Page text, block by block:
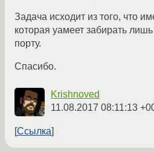
Задача исходит из того, что
которая уамеет забирать
порту.
Спасибо.
Krishnoved
11.08.2017 08:11:13
Ссылка